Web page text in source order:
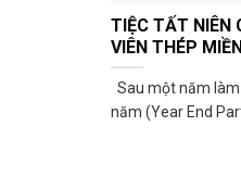
TIỆC TẤT NIÊN
VIÊN THÉP
Sau một năm
năm (Year End